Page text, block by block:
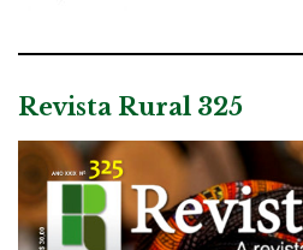
Revista Rural 325